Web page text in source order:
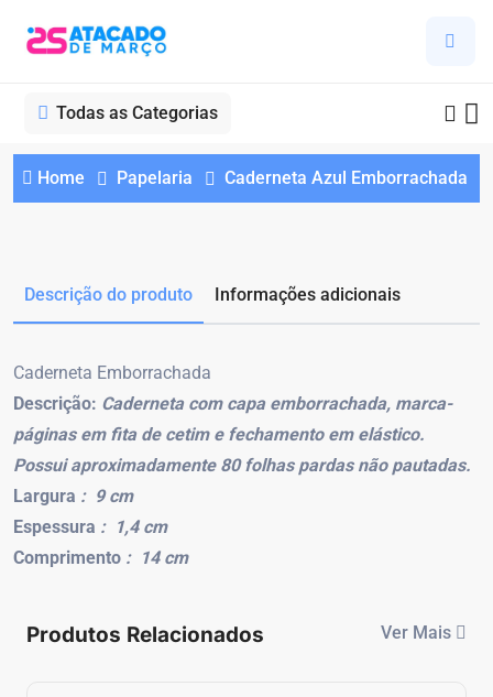
Todas as Categorias
Home Papelaria Caderneta Azul Emborrachada
Descrição do produto Informações adicionais
Caderneta Emborrachada
Descrição: Caderneta com capa emborrachada, marca-
páginas em fita de cetim e fechamento em elástico.
Possui aproximadamente 80 folhas pardas não pautadas.
Largura : 9 cm
Espessura : 1,4 cm
Comprimento : 14 cm
Produtos Relacionados Ver Mais